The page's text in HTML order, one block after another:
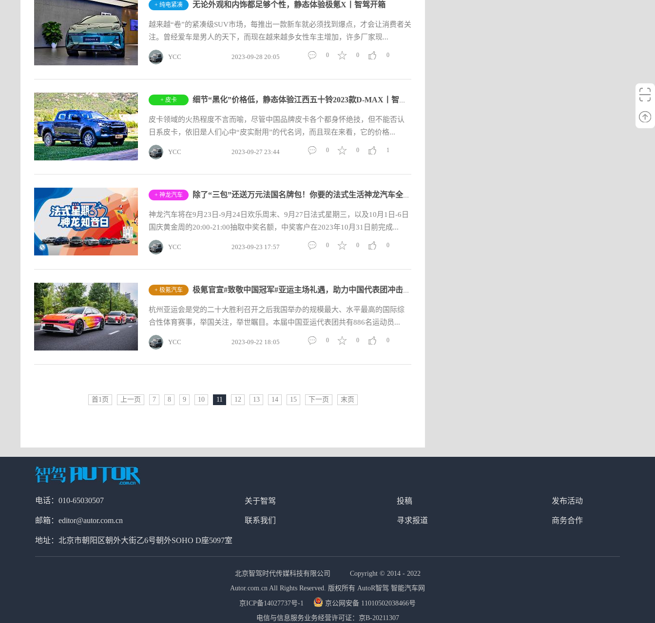
+ 纯电紧凑
无论外观和内饰都足够个性，静态体验极氪X丨智驾开箱
越来越“卷”的紧凑级SUV市场，每推出一款新车就必须找到爆点，才会让消费者关
注。曾经爱车是男人的天下，而现在越来越多女性车主增加，许多厂家现...
YCC 2023-09-28 20:05 0
0
0
+ 皮卡 细节“黑化”价格低，静态体验江西五十铃2023款D-MAX丨智驾开箱
皮卡领域的火热程度不言而喻，尽管中国品牌皮卡各个都身怀绝技，但不能否认
日系皮卡，依旧是人们心中“皮实耐用”的代名词，而且现在来看，它的价格...
YCC 2023-09-27 23:44 1
0
0
+ 神龙汽车 除了“三包”还送万元法国名牌包！你要的法式生活神龙汽车全“包
神龙汽车将在9月23日-9月24日欢乐周末、9月27日法式星期三，以及10月1日-6日
国庆黄金周的20:00-21:00抽取中奖名额，中奖客户在2023年10月31日前完成...
YCC 2023-09-23 17:57 0
0
0
+ 极氪汽车 极氪官宣#致敬中国冠军#亚运主场礼遇，助力中国代表团冲击200金
杭州亚运会是党的二十大胜利召开之后我国举办的规模最大、水平最高的国际综
合性体育赛事，举国关注，举世瞩目。本届中国亚运代表团共有886名运动员...
YCC 2023-09-22 18:05 0
0
0
首1页 上一页 7 8 9 10 11 12 13 14 15 下一页 末页
电话：010-65030507
邮箱：editor@autor.com.cn
地址：北京市朝阳区朝外大街乙6号朝外SOHO D座5097室
关于智驾
联系我们
投稿
寻求报道
发布活动
商务合作
北京智驾时代传媒科技有限公司 Copyright © 2014 - 2022
Autor.com.cn All Rights Reserved. 版权所有 AutoR智驾 智能汽车网
京ICP备14027737号-1
京公网安备 11010502038466号
电信与信息服务业务经营许可证：京B-20211307